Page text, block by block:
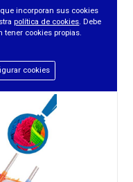
incorporan sus cookies
política de cookies. Debe
tener cookies propias.
cookies